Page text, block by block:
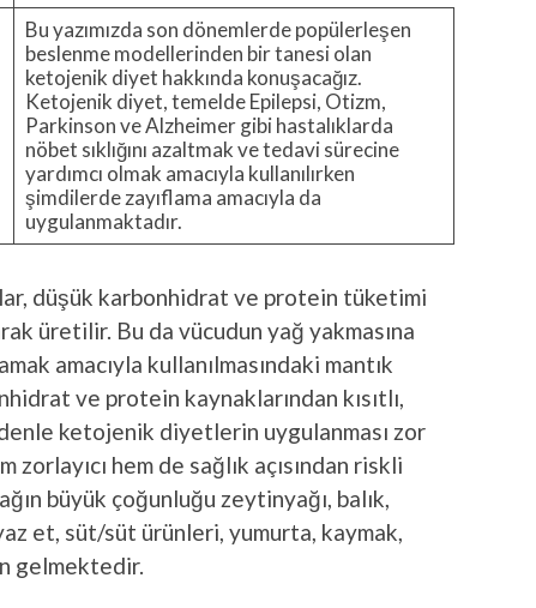
Bu yazımızda son dönemlerde popülerleşen
beslenme modellerinden bir tanesi olan
ketojenik diyet hakkında konuşacağız.
Ketojenik diyet, temelde Epilepsi, Otizm,
Parkinson ve Alzheimer gibi hastalıklarda
nöbet sıklığını azaltmak ve tedavi sürecine
yardımcı olmak amacıyla kullanılırken
şimdilerde zayıflama amacıyla da
uygulanmaktadır.
düşük karbonhidrat ve protein tüketimi
üretilir. Bu da vücudun yağ yakmasına
amacıyla kullanılmasındaki mantık
ve protein kaynaklarından kısıtlı,
ketojenik diyetlerin uygulanması zor
hem de sağlık açısından riskli
büyük çoğunluğu zeytinyağı, balık,
et, süt/süt ürünleri, yumurta, kaymak,
gelmektedir.